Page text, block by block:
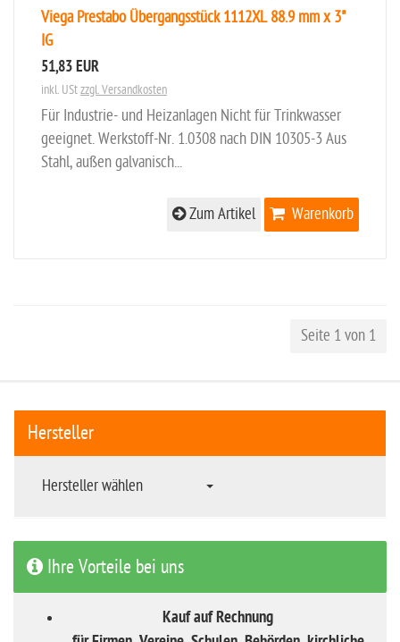
Viega Prestabo Übergangsstück 1112XL 88.9 mm x 3"
IG
51,83 EUR
inkl. UStzzgl. Versandkosten
Für Industrie- und Heizanlagen Nicht für Trinkwasser
geeignet. Werkstoff-Nr. 1.0308 nach DIN 10305-3 Aus
Stahl, außen galvanisch...
Warenkorb
Zum Artikel
Seite 1 von 1
Hersteller
Hersteller wählen
Ihre Vorteile bei uns
Kauf auf Rechnung